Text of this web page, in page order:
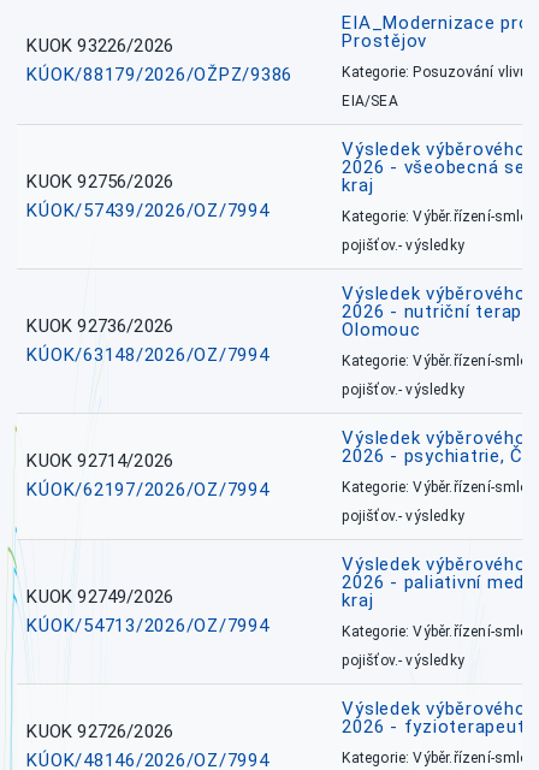
KUOK 93226/2026
KÚOK/88179/2026/OŽPZ/9386
EIA_Modernizace
Prostějov
Kategorie: Posuzování vlivů
EIA/SEA
KUOK 92756/2026
KÚOK/57439/2026/OZ/7994
Výsledek výběrového
2026 - všeobecná
kraj
Kategorie: Výběr.řízení-
pojišťov.- výsledky
KUOK 92736/2026
KÚOK/63148/2026/OZ/7994
Výsledek výběrového
2026 - nutriční
Olomouc
Kategorie: Výběr.řízení-
pojišťov.- výsledky
KUOK 92714/2026
KÚOK/62197/2026/OZ/7994
Výsledek výběrového
2026 - psychiatrie,
Kategorie: Výběr.řízení-
pojišťov.- výsledky
KUOK 92749/2026
KÚOK/54713/2026/OZ/7994
Výsledek výběrového
2026 - paliativní
kraj
Kategorie: Výběr.řízení-
pojišťov.- výsledky
KUOK 92726/2026
KÚOK/48146/2026/OZ/7994
Výsledek výběrového
2026 - fyzioterapeut,
Kategorie: Výběr.řízení-